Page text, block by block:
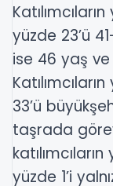
yüzde 23’ü
ise 46 yaş ve
33’ü
taşrada
yüzde 1’i